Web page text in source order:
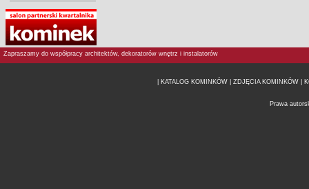
Zapraszamy do współpracy architektów, dekoratorów wnętrz i instalatorów
| KATALOG KOMINKÓW | ZDJĘCIA KOMINKÓW |
Prawa